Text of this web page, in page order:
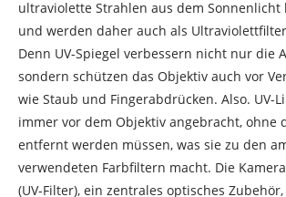
ultraviolette Strahlen aus dem
und werden daher auch als
Denn UV-Spiegel verbessern nicht nur die
sondern schützen das Objektiv auch vor
wie Staub und Fingerabdrücken. Also. UV-
immer vor dem Objektiv angebracht, ohne
entfernt werden müssen, was sie zu den
verwendeten Farbfiltern macht. Die
(UV-Filter), ein zentrales optisches